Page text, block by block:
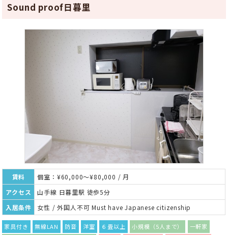
Sound proof日暮里
賃料
個室：¥60,000～¥80,000 / 月
アクセス
山手線 日暮里駅 徒歩5分
入居条件
女性 / 外国人不可 Must have Japanese citizenship
家具付き 無線LAN 防音 洋室 ６畳以上 小規模（5人まで）
一軒家